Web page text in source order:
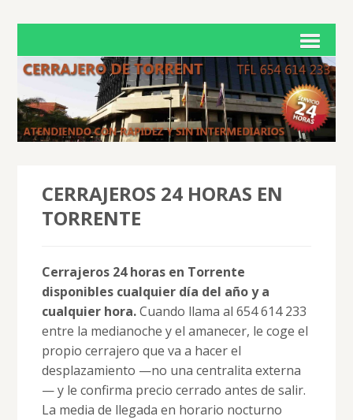
CERRAJEROS 24 HORAS EN
TORRENTE
Cerrajeros 24 horas en Torrente
disponibles cualquier día del año y a
cualquier hora.Cuando llama al 654 614 233
entre la medianoche y el amanecer, le coge el
propio cerrajero que va a hacer el
desplazamiento —no una centralita externa
— y le confirma precio cerrado antes de salir.
La media de llegada en horario nocturno